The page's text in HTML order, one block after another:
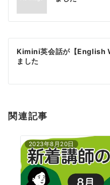
ビ
ン
Kimini英会話が【English
ました
関連記事
2023年8月20日